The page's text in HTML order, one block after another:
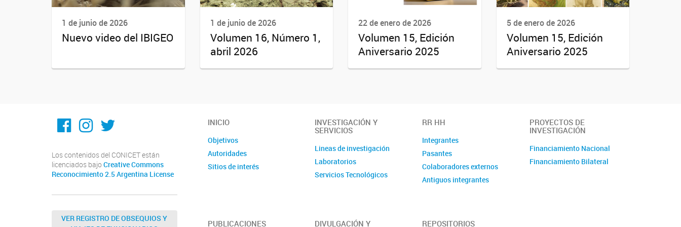
1 de junio de 2026
Nuevo video del IBIGEO
1 de junio de 2026
Volumen 16, Número 1,
abril 2026
22 de enero de 2026
Volumen 15, Edición
Aniversario 2025
5 de enero de 2026
Volumen 15, Edición
Aniversario 2025
Facebook
Instagram
Twitter
Los contenidos del CONICET están
licenciados bajo Creative Commons
Reconocimiento 2.5 Argentina License
VER REGISTRO DE OBSEQUIOS Y
INICIO
Objetivos
Autoridades
Sitios de interés
INVESTIGACIÓN Y
SERVICIOS
Lineas de investigación
Laboratorios
Servicios Tecnológicos
RR HH
Integrantes
Pasantes
Colaboradores externos
Antiguos integrantes
PROYECTOS DE
INVESTIGACIÓN
Financiamiento Nacional
Financiamiento Bilateral
PUBLICACIONES
DIVULGACIÓN Y
REPOSITORIOS